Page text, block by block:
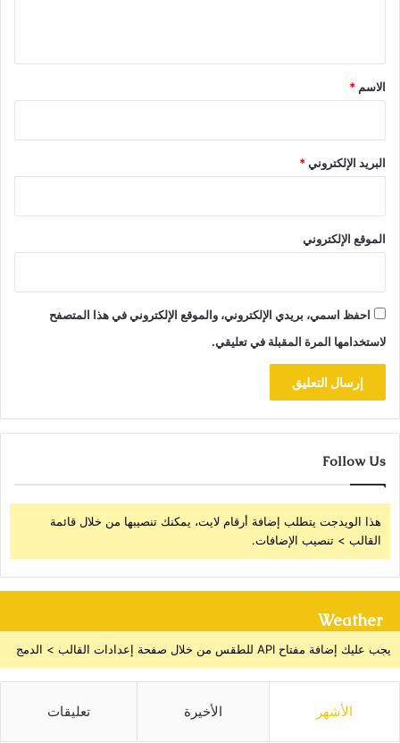
*
الاسم *
البريد الإلكتروني*
الموقع الإلكتروني
احفظ اسمي، بريدي الإلكتروني، والموقع الإلكتروني في هذا المتصفح
لاستخدامها المرة المقبلة في تعليقي.
Follow Us
هذا الويدجت يتطلب إضافة أرقام لايت، يمكنك تنصيبها من خلال قائمة
القالب > تنصيب الإضافات.
Weather
يجب عليك إضافة مفتاح API للطقس من خلال صفحة إعدادات القالب > الدمج
الأشهر الأخيرة تعليقات